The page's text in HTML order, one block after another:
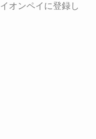
オンペイに登録し